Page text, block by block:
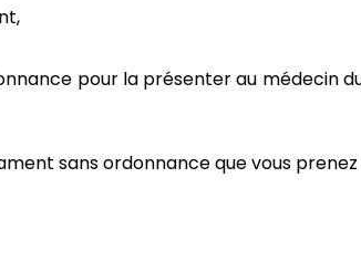
pour la présenter au médecin
sans ordonnance que vous